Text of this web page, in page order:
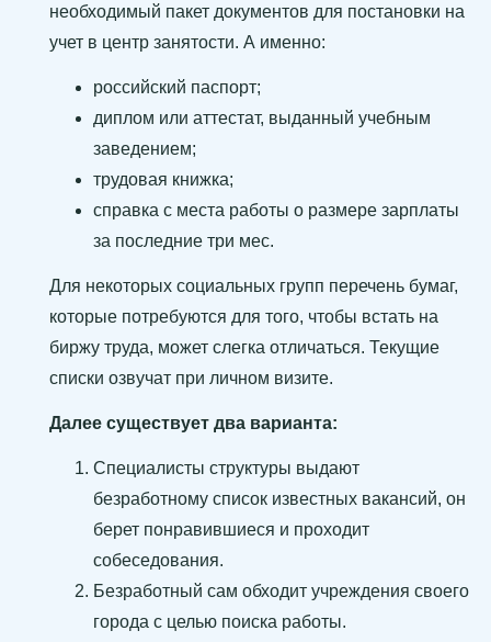
необходимый пакет документов для постановки на
учет в центр занятости. А именно:
российский паспорт;
диплом или аттестат, выданный учебным
заведением;
трудовая книжка;
справка с места работы о размере зарплаты
за последние три мес.
Для некоторых социальных групп перечень бумаг,
которые потребуются для того, чтобы встать на
биржу труда, может слегка отличаться. Текущие
списки озвучат при личном визите.
Далее существует два варианта:
Специалисты структуры выдают
безработному список известных вакансий, он
берет понравившиеся и проходит
собеседования.
Безработный сам обходит учреждения своего
города с целью поиска работы.